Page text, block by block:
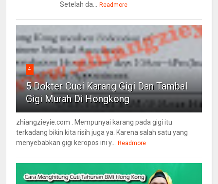
Setelah da... Readmore
4
5 Dokter Cuci Karang Gigi Dan Tambal
Gigi Murah Di Hongkong
zhiangzieyie.com : Mempunyai karang pada gigi itu
terkadang bikin kita risih juga ya. Karena salah satu yang
menyebabkan gigi keropos ini y... Readmore